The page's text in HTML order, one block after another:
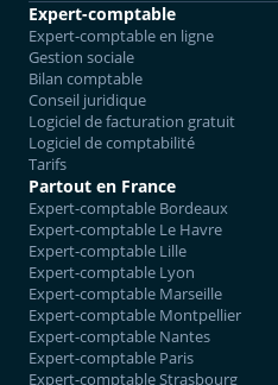
Expert-comptable
Expert-comptable en ligne
Gestion sociale
Bilan comptable
Conseil juridique
Logiciel de facturation gratuit
Logiciel de comptabilité
Tarifs
Partout en France
Expert-comptable Bordeaux
Expert-comptable Le Havre
Expert-comptable Lille
Expert-comptable Lyon
Expert-comptable Marseille
Expert-comptable Montpellier
Expert-comptable Nantes
Expert-comptable Paris
Expert-comptable Strasbourg